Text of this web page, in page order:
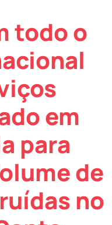
todo o
em
para
de
no